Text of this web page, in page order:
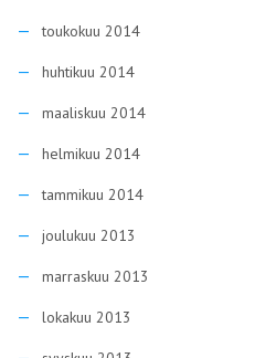
toukokuu 2014
huhtikuu 2014
maaliskuu 2014
helmikuu 2014
tammikuu 2014
joulukuu 2013
marraskuu 2013
lokakuu 2013